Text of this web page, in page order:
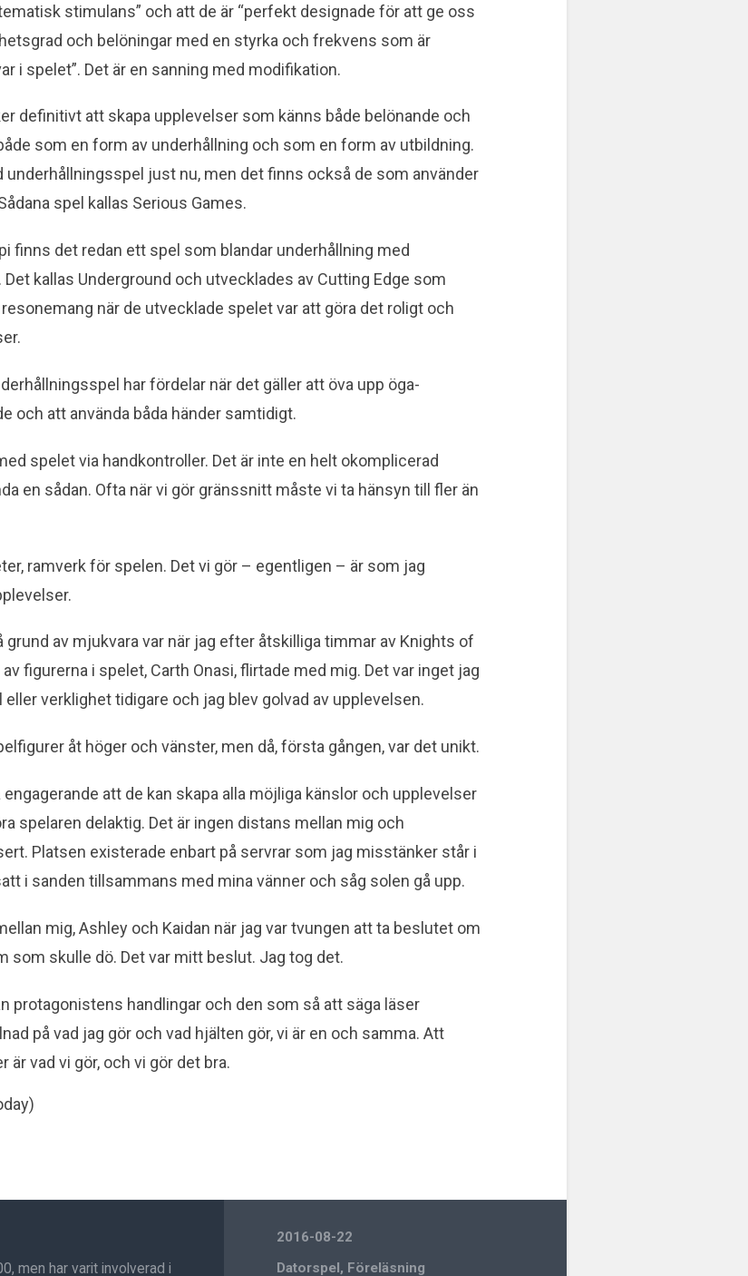
stimulans” och att de är “perfekt designade för att ge oss
och belöningar med en styrka och frekvens som är
i spelet”. Det är en sanning med modifikation.
definitivt att skapa upplevelser som känns både belönande och
som en form av underhållning och som en form av utbildning.
just nu, men det finns också de som använder
spel kallas Serious Games.
finns det redan ett spel som blandar underhållning med
kallas Underground och utvecklades av Cutting Edge som
när de utvecklade spelet var att göra det roligt och
har fördelar när det gäller att öva upp öga-
och att använda båda händer samtidigt.
spelet via handkontroller. Det är inte en helt okomplicerad
en sådan. Ofta när vi gör gränssnitt måste vi ta hänsyn till fler än
ramverk för spelen. Det vi gör – egentligen – är som jag
grund av mjukvara var när jag efter åtskilliga timmar av Knights of
figurerna i spelet, Carth Onasi, flirtade med mig. Det var inget jag
verklighet tidigare och jag blev golvad av upplevelsen.
åt höger och vänster, men då, första gången, var det unikt.
att de kan skapa alla möjliga känslor och upplevelser
spelaren delaktig. Det är ingen distans mellan mig och
Platsen existerade enbart på servrar som jag misstänker står i
i sanden tillsammans med mina vänner och såg solen gå upp.
mig, Ashley och Kaidan när jag var tvungen att ta beslutet om
som skulle dö. Det var mitt beslut. Jag tog det.
protagonistens handlingar och den som så att säga läser
på vad jag gör och vad hjälten gör, vi är en och samma. Att
är vad vi gör, och vi gör det bra.
men har varit involverad i
2016-08-22
Datorspel, Föreläsning